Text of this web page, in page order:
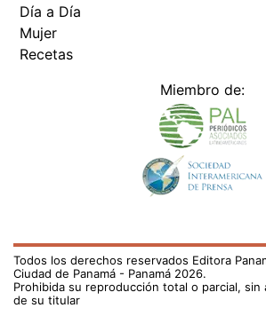
Día a Día
Mujer
Recetas
Miembro de:
Todos los derechos reservados Editora
Ciudad de Panamá - Panamá 2026.
Prohibida su reproducción total o parcial, sin
de su titular